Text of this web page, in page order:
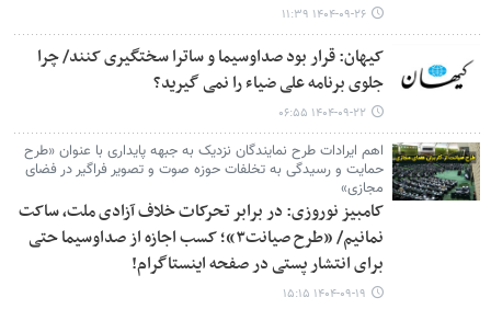
۱۴۰۴-۰۹-۲۶ ۱۱:۳۹
کیهان: قرار بود صداوسیما و ساترا سختگیری کنند/ چرا
جلوی برنامه علی ضیاء را نمی گیرید؟
۱۴۰۴-۰۹-۲۲ ۰۶:۵۵
اهم ایرادات طرح نمایندگان نزدیک به جبهه پایداری با عنوان «طرح
حمایت و رسیدگی به تخلفات حوزه صوت و تصویر فراگیر در فضای
مجازی»
کامبیز نوروزی: در برابر تحرکات خلاف آزادی ملت، ساکت
نمانیم/ «طرح صیانت۳»؛ کسب اجازه از صداوسیما حتی
برای انتشار پستی در صفحه اینستاگرام!
۱۴۰۴-۰۹-۱۹ ۱۵:۱۵